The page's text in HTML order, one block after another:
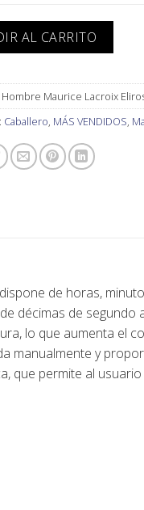
AL CARRITO
Maurice Lacroix
Caballero, MÁS VENDIDOS,
dispone de horas,
décimas de segundo
lo que aumenta el
y
permite al